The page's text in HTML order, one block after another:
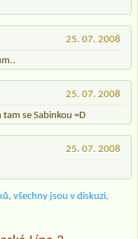
25. 07. 2008
25. 07. 2008
se Sabinkou =D
25. 07. 2008
všechny jsou v diskuzi,